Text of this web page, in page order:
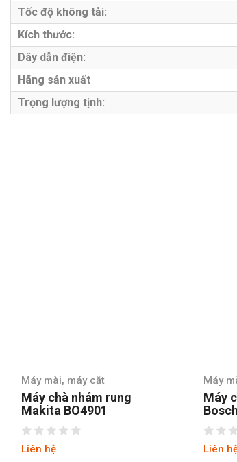
Tốc độ không tải:
Kích thước:
Dây dẫn điện:
Hãng sản xuất
Trọng lượng tịnh:
mài, máy cắt
chà nhám rung
BO4901
hệ
Máy mài,
Máy chà
Bosch
Liên hệ